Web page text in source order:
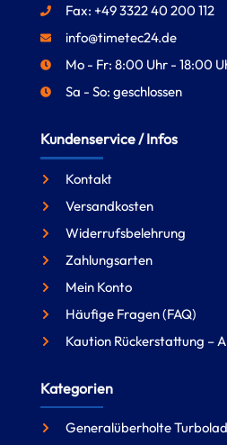
Fax: +49 3322 40 200 112
info@timetec24.de
Mo - Fr: 8:00 Uhr - 18:00
Sa - So: geschlossen
Kundenservice / Infos
Kontakt
Versandkosten
Widerrufsbelehrung
Zahlungsarten
Mein Konto
Häufige Fragen (FAQ)
Kaution Rückerstattung –
Kategorien
Generalüberholte